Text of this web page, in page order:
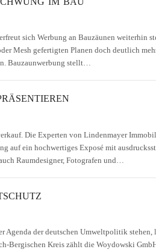
sich Werbung an Bauzäunen weiterhin
Mesh gefertigten Planen doch deutlich
Bauzaunwerbung stellt…
Die Experten von Lindenmayer
auf ein hochwertiges Exposé mit
Raumdesigner, Fotografen und…
Agenda der deutschen Umweltpolitik stehen,
Bergischen Kreis zählt die Woydowski